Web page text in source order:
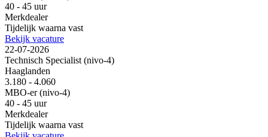
40 - 45 uur
Merkdealer
Tijdelijk waarna vast
Bekijk vacature
22-07-2026
Technisch Specialist (nivo-4)
Haaglanden
3.180 - 4.060
MBO-er (nivo-4)
40 - 45 uur
Merkdealer
Tijdelijk waarna vast